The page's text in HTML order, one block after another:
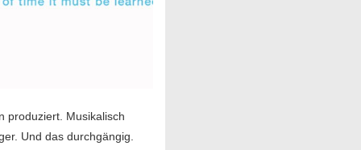
produziert. Musikalisch
Und das durchgängig.